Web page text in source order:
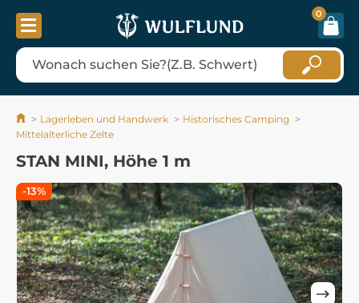
0
Lagerleben und Handwerk
Historisches Camping
Mittelalterliche Zelte
STAN MINI, Höhe 1 m
-13%